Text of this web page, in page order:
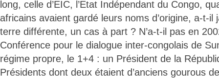
long, celle d’EIC, l’Etat Indépendant du Congo,
africains avaient gardé leurs noms d’origine, a-t-il
terre différente, un cas à part ? N’a-t-il pas en
Conférence pour le dialogue inter-congolais de
régime propre, le 1+4 : un Président de la
Présidents dont deux étaient d’anciens gourous